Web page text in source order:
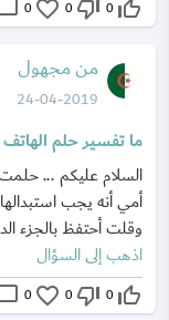
thumb_up_off_alt
0
thumb_down_off_alt
0
favorite_border
0
من مجهول
24-04-2019
ما تفسير حلم
السلام عليكم ...
أمي أنه يجب
وقلت أحتفظ بالجزء
اذهب إلى السؤال
thumb_up_off_alt
0
thumb_down_off_alt
0
favorite_border
0